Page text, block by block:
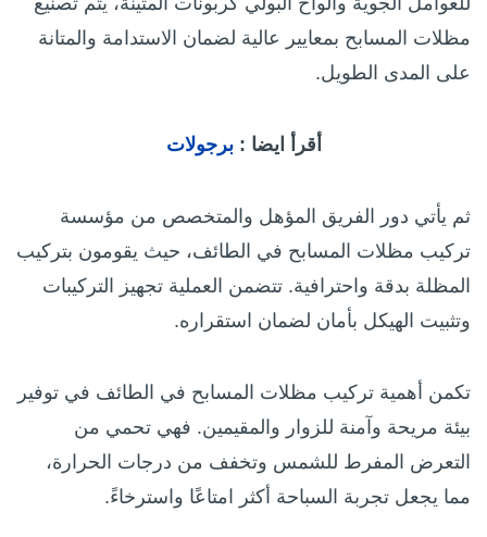
مظلات المسابح بمعايير عالية لضمان الاستدامة والمتانة
على المدى الطويل.
أقرأ ايضا : برجولات
ثم يأتي دور الفريق المؤهل والمتخصص من مؤسسة
تركيب مظلات المسابح في الطائف، حيث يقومون بتركيب
المظلة بدقة واحترافية. تتضمن العملية تجهيز التركيبات
وتثبيت الهيكل بأمان لضمان استقراره.
تكمن أهمية تركيب مظلات المسابح في الطائف في توفير
بيئة مريحة وآمنة للزوار والمقيمين. فهي تحمي من
التعرض المفرط للشمس وتخفف من درجات الحرارة،
مما يجعل تجربة السباحة أكثر امتاعًا واسترخاءً.